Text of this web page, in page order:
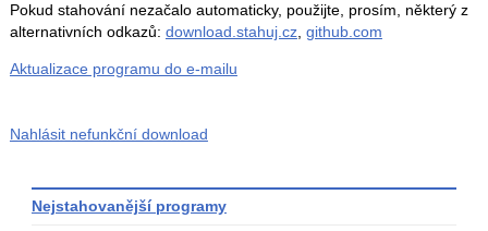
Pokud stahování nezačalo automaticky, použijte, prosím, některý z
alternativních odkazů: download.stahuj.cz, github.com
Aktualizace programu do e-mailu
Nahlásit nefunkční download
Nejstahovanější programy